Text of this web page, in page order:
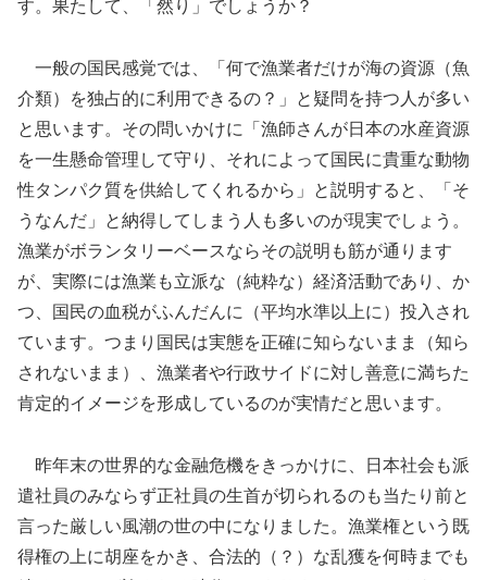
す。果たして、「然り」でしょうか？
一般の国民感覚では、「何で漁業者だけが海の資源（魚
介類）を独占的に利用できるの？」と疑問を持つ人が多い
と思います。その問いかけに「漁師さんが日本の水産資源
を一生懸命管理して守り、それによって国民に貴重な動物
性タンパク質を供給してくれるから」と説明すると、「そ
うなんだ」と納得してしまう人も多いのが現実でしょう。
漁業がボランタリーベースならその説明も筋が通ります
が、実際には漁業も立派な（純粋な）経済活動であり、か
つ、国民の血税がふんだんに（平均水準以上に）投入され
ています。つまり国民は実態を正確に知らないまま（知ら
されないまま）、漁業者や行政サイドに対し善意に満ちた
肯定的イメージを形成しているのが実情だと思います。
昨年末の世界的な金融危機をきっかけに、日本社会も派
遣社員のみならず正社員の生首が切られるのも当たり前と
言った厳しい風潮の世の中になりました。漁業権という既
得権の上に胡座をかき、合法的（？）な乱獲を何時までも